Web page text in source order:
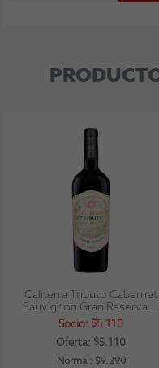
Caliterra Tributo Cabernet
Sauvignon Gran Reserva ...
Socio: $5.110
Oferta: $5.110
Normal: $9.290